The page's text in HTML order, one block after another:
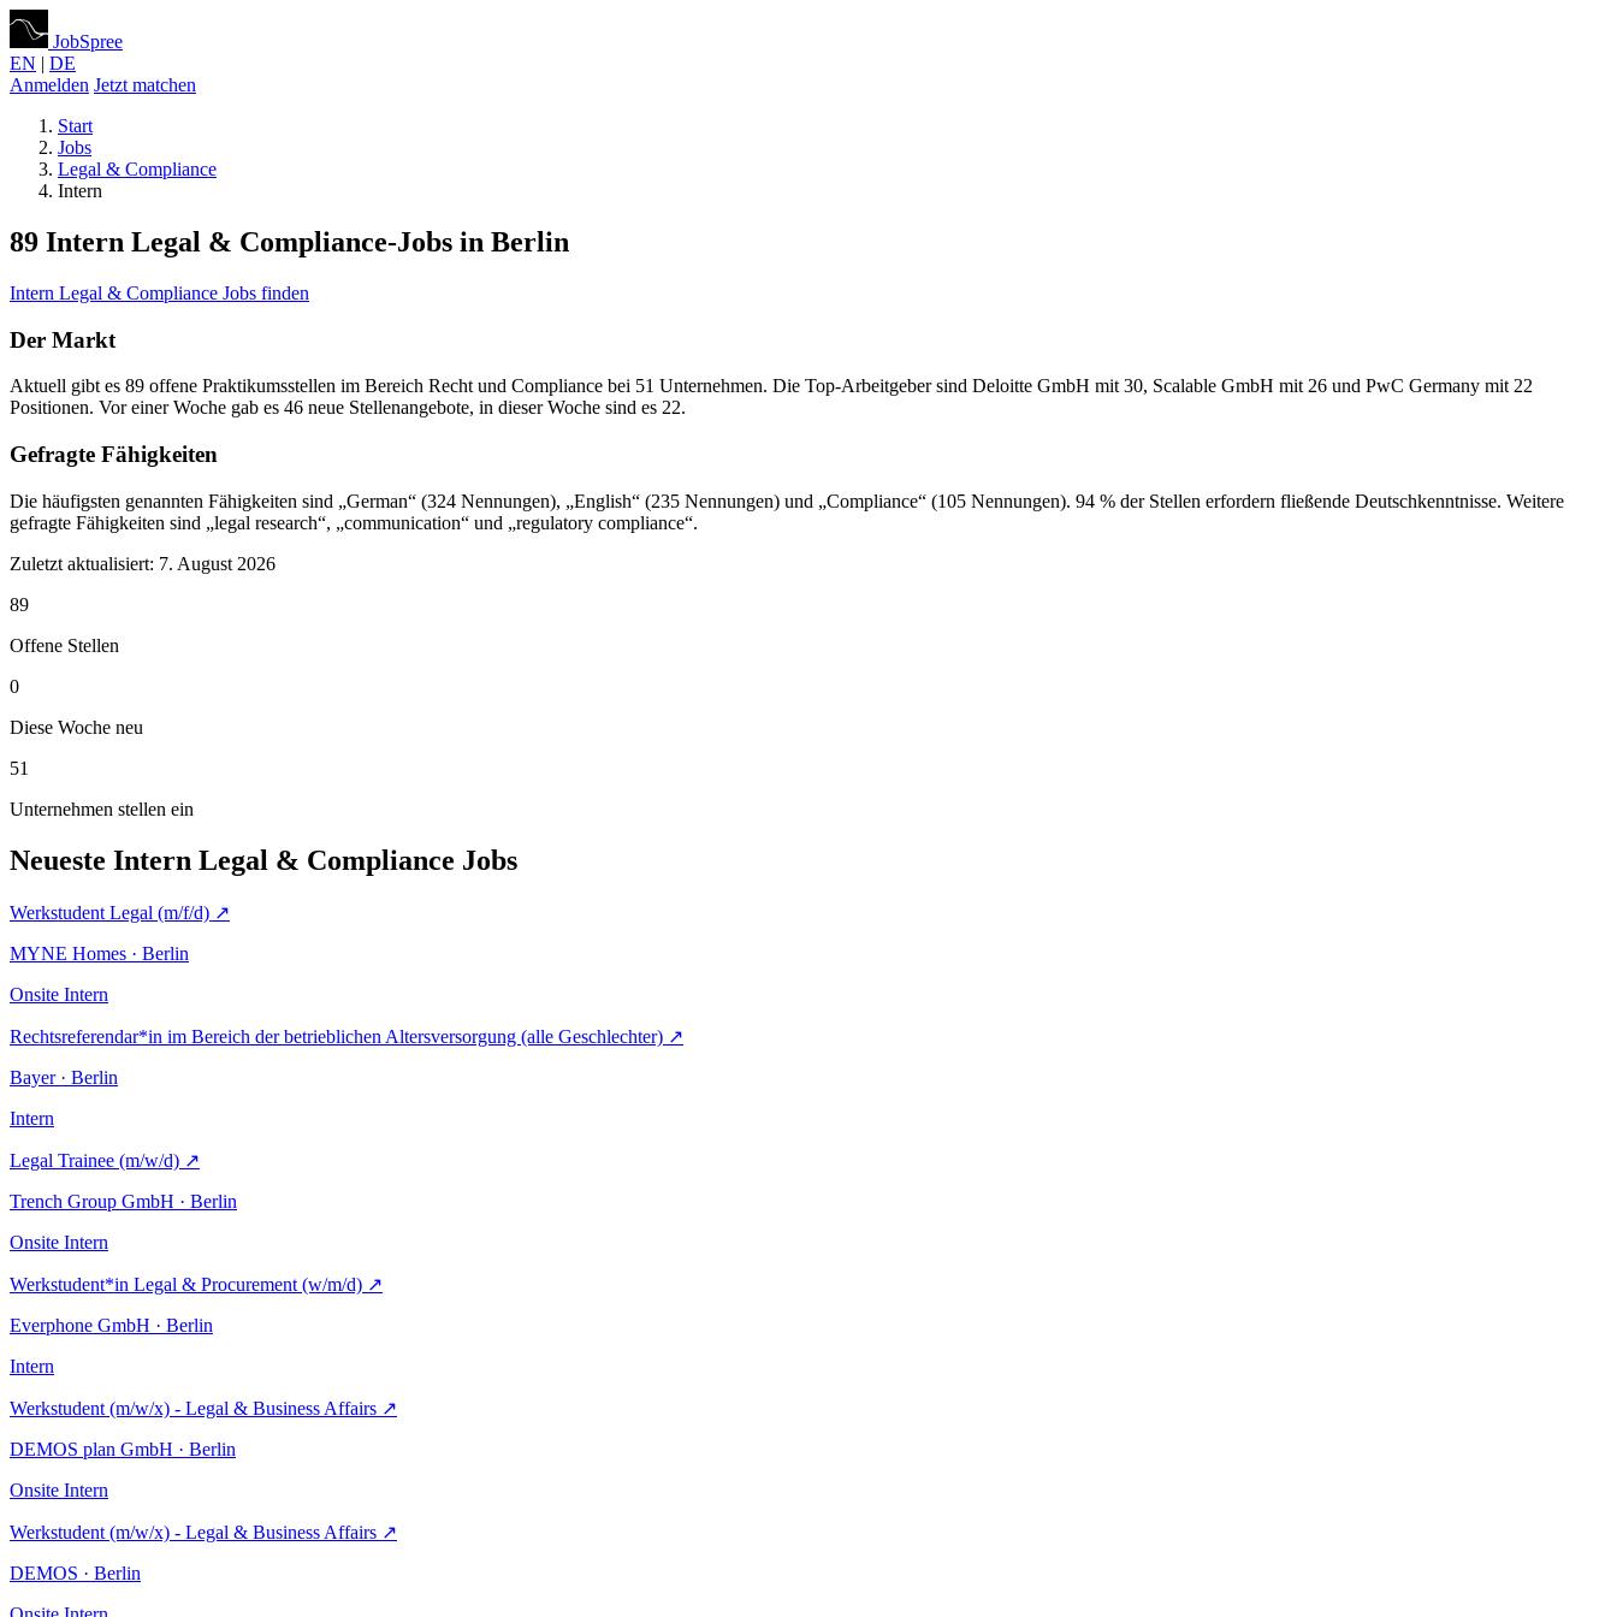
JobSpree
EN | DE
Anmelden Jetzt matchen
Start
Jobs
Legal & Compliance
Intern
89 Intern Legal & Compliance-Jobs in Berlin
Intern Legal & Compliance Jobs finden
Der Markt
Aktuell gibt es 89 offene Praktikumsstellen im Bereich Recht und Compliance bei 51 Unternehmen. Die Top-Arbeitgeber sind Deloitte GmbH mit 30, Scalable GmbH mit 26 und PwC Germany mit 22
Positionen. Vor einer Woche gab es 46 neue Stellenangebote, in dieser Woche sind es 22.
Gefragte Fähigkeiten
Die häufigsten genannten Fähigkeiten sind „German“ (324 Nennungen), „English“ (235 Nennungen) und „Compliance“ (105 Nennungen). 94 % der Stellen erfordern fließende Deutschkenntnisse. Weitere
gefragte Fähigkeiten sind „legal research“, „communication“ und „regulatory compliance“.
Zuletzt aktualisiert: 7. August 2026
89
Offene Stellen
0
Diese Woche neu
51
Unternehmen stellen ein
Neueste Intern Legal & Compliance Jobs
Werkstudent Legal (m/f/d) ↗
MYNE Homes · Berlin
Onsite Intern
Rechtsreferendar*in im Bereich der betrieblichen Altersversorgung (alle Geschlechter) ↗
Bayer · Berlin
Intern
Legal Trainee (m/w/d) ↗
Trench Group GmbH · Berlin
Onsite Intern
Werkstudent*in Legal & Procurement (w/m/d) ↗
Everphone GmbH · Berlin
Intern
Werkstudent (m/w/x) - Legal & Business Affairs ↗
DEMOS plan GmbH · Berlin
Onsite Intern
Werkstudent (m/w/x) - Legal & Business Affairs ↗
DEMOS · Berlin